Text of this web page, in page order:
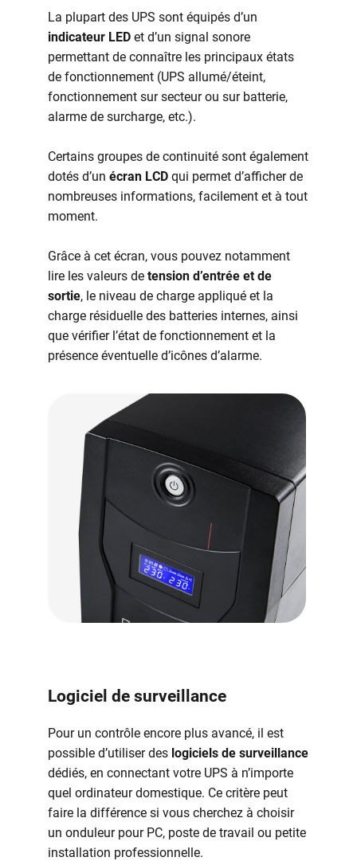
La plupart des UPS sont équipés d’un
indicateur LED et d’un signal sonore
permettant de connaître les principaux états
de fonctionnement (UPS allumé/éteint,
fonctionnement sur secteur ou sur batterie,
alarme de surcharge, etc.).
Certains groupes de continuité sont également
dotés d’un écran LCD qui permet d’afficher de
nombreuses informations, facilement et à tout
moment.
Grâce à cet écran, vous pouvez notamment
lire les valeurs de tension d’entrée et de
sortie, le niveau de charge appliqué et la
charge résiduelle des batteries internes, ainsi
que vérifier l’état de fonctionnement et la
présence éventuelle d’icônes d’alarme.
Logiciel de surveillance
Pour un contrôle encore plus avancé, il est
possible d’utiliser des logiciels de surveillance
dédiés, en connectant votre UPS à n’importe
quel ordinateur domestique. Ce critère peut
faire la différence si vous cherchez à choisir
un onduleur pour PC, poste de travail ou petite
installation professionnelle.